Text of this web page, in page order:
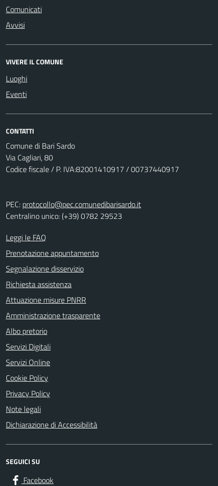
Comunicati
Avvisi
VIVERE IL COMUNE
Luoghi
Eventi
CONTATTI
Comune di Bari Sardo
Via Cagliari, 80
Codice fiscale / P. IVA:82001410917 / 00737440917
PEC: protocollo@pec.comunedibarisardo.it
Centralino unico: (+39) 0782 29523
Leggi le FAQ
Prenotazione appuntamento
Segnalazione disservizio
Richiesta assistenza
Attuazione misure PNRR
Amministrazione trasparente
Albo pretorio
Servizi Digitali
Servizi Online
Cookie Policy
Privacy Policy
Note legali
Dichiarazione di Accessibilità
SEGUICI SU
Facebook